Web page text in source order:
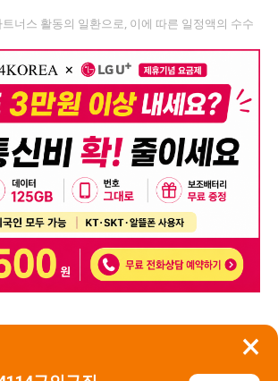
×
너스 활동의 일환으로, 이에 따른 일정액의 수수